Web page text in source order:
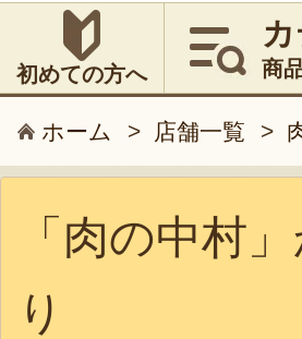
初めての方へ 商
ホーム > 店舗一覧 >
「肉の中村
り